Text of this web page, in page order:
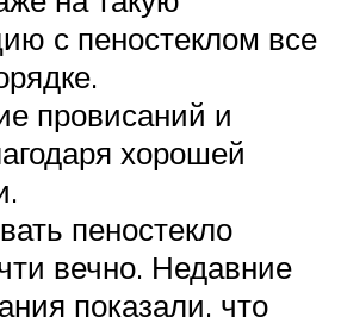
с пеностеклом все
провисаний и
хорошей
пеностекло
вечно. Недавние
показали, что